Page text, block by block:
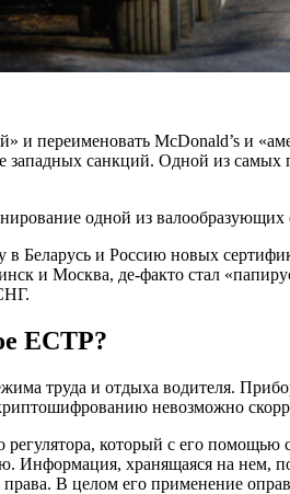
и переименовать McDonald’s и
западных санкций. Одной из самых
одной из
в Беларусь и Россию новых
и Москва, де-факто стал
ЕСТР?
труда и отдыха водителя.
невозможно
регулятора, который с его
Информация, хранящаяся на нем,
права. В целом его применение